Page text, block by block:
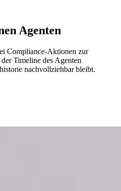
Agenten
Compliance-Aktionen zur
Timeline des Agenten
nachvollziehbar bleibt.